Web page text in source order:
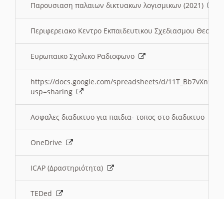
Παρουσιαση παλαιων δικτυακων λογισμικων (2021)
Περιφερειακο Κεντρο Εκπαιδευτικου Σχεδιασμου
Ευρωπαικο Σχολικο Ραδιοφωνο
https://docs.google.com/spreadsheets/d/
usp=sharing
Ασφαλες διαδικτυο για παιδια- τοπος στο διαδικτυο
OneDrive
ICAP (Δραστηριότητα)
TEDed